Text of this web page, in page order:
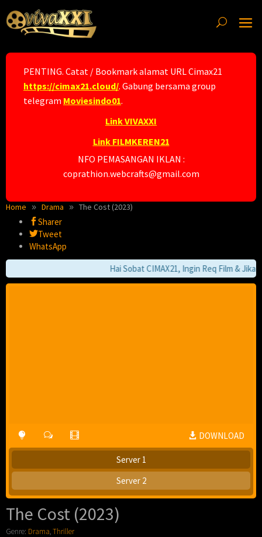
to
content
PENTING. Catat / Bookmark alamat URL Cimax21
https://cimax21.cloud/. Gabung bersama group
telegram Moviesindo01.
Link VIVAXXI
Link FILMKEREN21
NFO PEMASANGAN IKLAN :
coprathion.webcrafts@gmail.com
Home Drama The Cost (2023)
Sharer
Tweet
WhatsApp
Hai Sobat CIMAX21, Ingin Req Film & Jika
DOWNLOAD
Server 1
Server 2
The Cost (2023)
Genre: Drama,Thriller